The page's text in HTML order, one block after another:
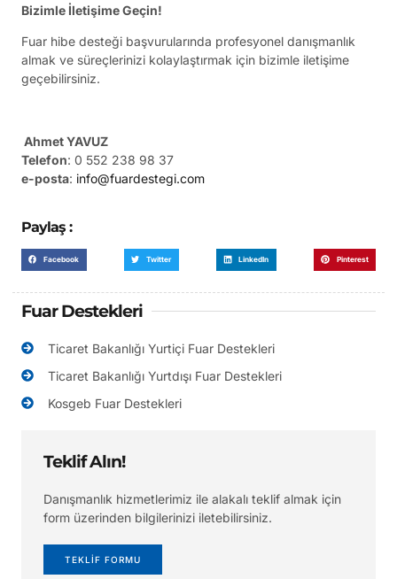
Bizimle İletişime Geçin!
Fuar hibe desteği başvurularında profesyonel danışmanlık
almak ve süreçlerinizi kolaylaştırmak için bizimle iletişime
geçebilirsiniz.
Ahmet YAVUZ
Telefon: 0 552 238 98 37
e-posta: info@fuardestegi.com
Paylaş :
Facebook Twitter LinkedIn Pinterest
Fuar Destekleri
Ticaret Bakanlığı Yurtiçi Fuar Destekleri
Ticaret Bakanlığı Yurtdışı Fuar Destekleri
Kosgeb Fuar Destekleri
Teklif Alın!
Danışmanlık hizmetlerimiz ile alakalı teklif almak için
form üzerinden bilgilerinizi iletebilirsiniz.
TEKLİF FORMU